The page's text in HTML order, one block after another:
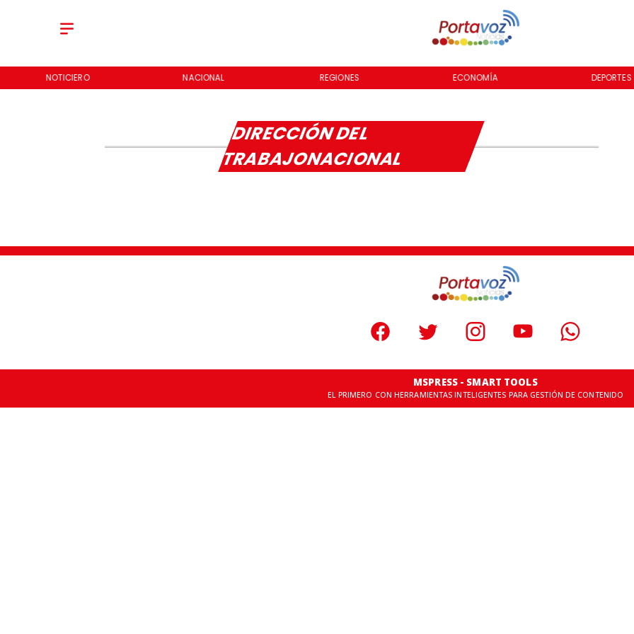
NOTICIERO NACIONAL REGIONES ECONOMÍA DEPORTES
DIRECCIÓN DEL
TRABAJONACIONAL
MSPRESS - SMART TOOLS
EL PRIMERO CON HERRAMIENTAS INTELIGENTES PARA GESTIÓN DE CONTENIDO